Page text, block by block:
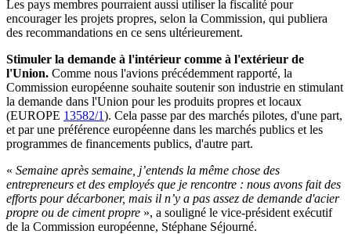
Les pays membres pourraient aussi utiliser la fiscalité pour
encourager les projets propres, selon la Commission, qui publiera
des recommandations en ce sens ultérieurement.
Stimuler la demande à l'intérieur comme à l'extérieur de
l'Union. Comme nous l'avions précédemment rapporté, la
Commission européenne souhaite soutenir son industrie en stimulant
la demande dans l'Union pour les produits propres et locaux
(EUROPE 13582/1). Cela passe par des marchés pilotes, d'une part,
et par une préférence européenne dans les marchés publics et les
programmes de financements publics, d'autre part.
« Semaine après semaine, j’entends la même chose des
entrepreneurs et des employés que je rencontre : nous avons fait des
efforts pour décarboner, mais il n’y a pas assez de demande d'acier
propre ou de ciment propre », a souligné le vice-président exécutif
de la Commission européenne, Stéphane Séjourné.